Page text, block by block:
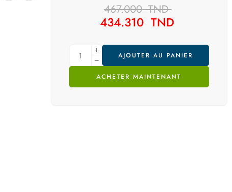
467.000TND
434.310 TND
AJOUTER AU PANIER
ACHETER MAINTENANT